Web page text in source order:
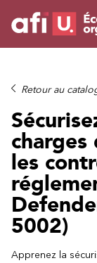
Campus
Sur
À propos
Retour au
charges
les
5002)
Apprenez la